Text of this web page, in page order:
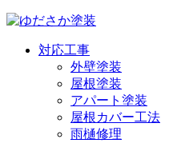
対応工事
外壁塗装
屋根塗装
アパート塗装
屋根カバー工法
雨樋修理